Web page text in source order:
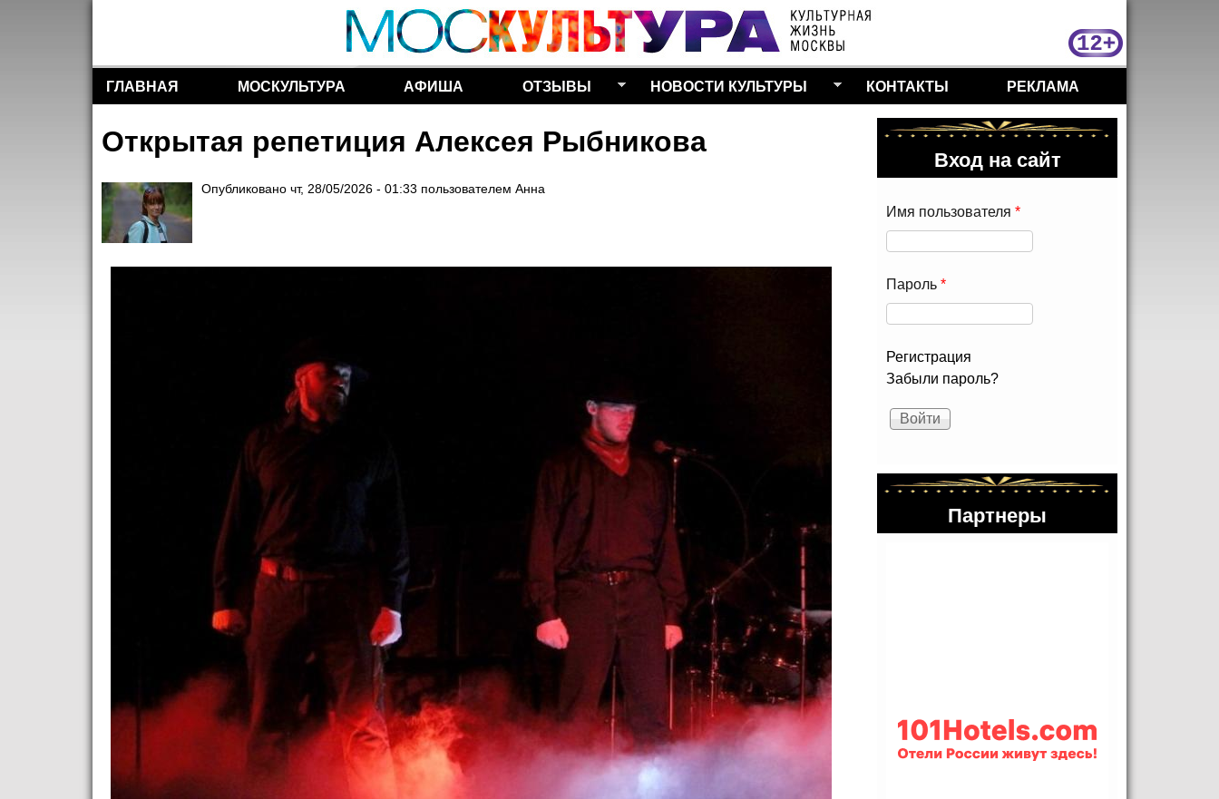
Перейти к основному
содержанию
Разделы сайта
ГЛАВНАЯ МОСКУЛЬТУРА АФИША ОТЗЫВЫ НОВОСТИ КУЛЬТУРЫ КОНТАКТЫ РЕКЛАМА
Открытая репетиция Алексея Рыбникова
Опубликовано чт, 28/05/2026 - 01:33 пользователем Анна
Вход на сайт
Имя пользователя *
Пароль *
Регистрация
Забыли пароль?
Партнеры